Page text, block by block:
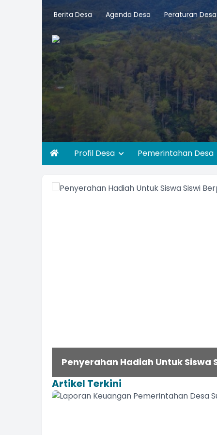
Berita Desa Agenda Desa Peraturan Desa
Profil Desa Pemerintahan Desa
Penyerahan Hadiah Untuk Siswa
Penyerahan BLT Dana Desa
Artikel Terkini